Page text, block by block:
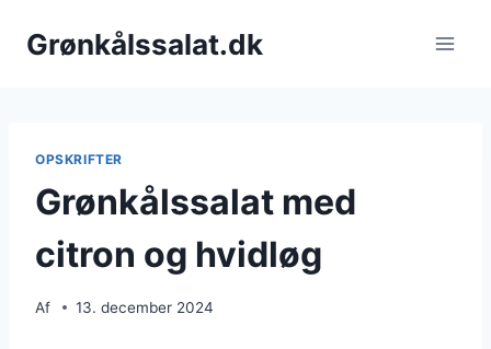
Grønkålssalat.dk
OPSKRIFTER
Grønkålssalat med
citron og hvidløg
Af 13. december 2024